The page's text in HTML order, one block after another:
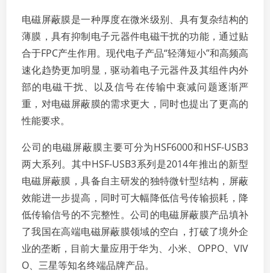
电磁屏蔽膜是一种厚度在微米级别、具有复杂结构的
薄膜，具有抑制电子元器件电磁干扰的功能，通过贴
合于FPC产生作用。现代电子产品“轻薄短小”和高频高
速化趋势更加明显，驱动着电子元器件及其组件内外
部的电磁干扰、以及信号在传输中衰减问题逐渐严
重，对电磁屏蔽膜的需求更大，同时也提出了更高的
性能要求。
公司的电磁屏蔽膜主要可分为HSF6000和HSF-USB3
两大系列。其中HSF-USB3系列是2014年推出的新型
电磁屏蔽膜，具备自主研发的独特微针型结构，屏蔽
效能进一步提高，同时可大幅降低信号传输损耗，降
低传输信号的不完整性。公司的电磁屏蔽膜产品填补
了我国在高端电磁屏蔽膜领域的空白，打破了境外企
业的垄断，目前大量应用于华为、小米、OPPO、VIV
O、三星等知名终端品牌产品。